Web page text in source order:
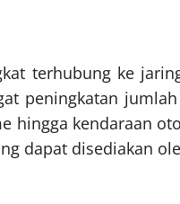
terhubung ke
peningkatan
hingga kendaraan
dapat disediakan